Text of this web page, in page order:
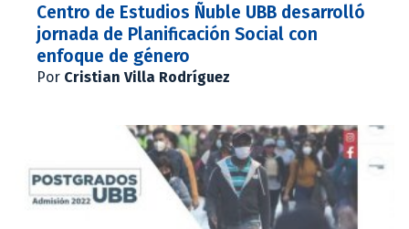
Centro de Estudios Ñuble UBB desarrolló
jornada de Planificación Social con
enfoque de género
Por Cristian Villa Rodríguez